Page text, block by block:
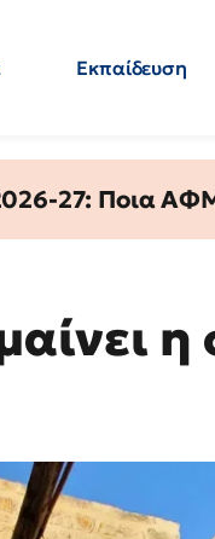
Εκπαίδευση
27: Ποια